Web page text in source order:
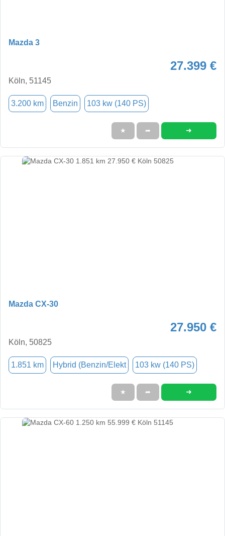
Mazda 3
27.399 €
Köln, 51145
3.200 km Benzin 103 kw (140 PS)
★ ➦ ➜
Mazda CX-30
27.950 €
Köln, 50825
1.851 km Hybrid (Benzin/Elekt 103 kw (140 PS)
★ ➦ ➜